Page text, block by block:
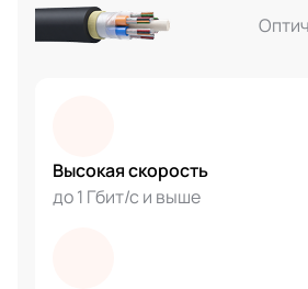
Высокая скорость
до 1 Гбит/с и выше